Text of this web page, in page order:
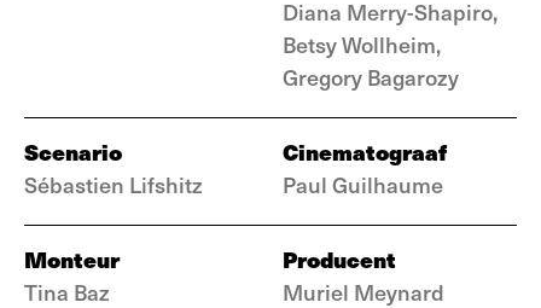
Diana Merry-Shapiro,
Betsy Wollheim,
Gregory Bagarozy
Scenario
Sébastien Lifshitz
Cinematograaf
Paul Guilhaume
Monteur
Tina Baz
Producent
Muriel Meynard